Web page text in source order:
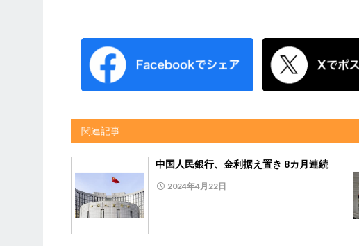
関連記事
中国人民銀行、金利据え置き 8カ月連続
2024年4月22日